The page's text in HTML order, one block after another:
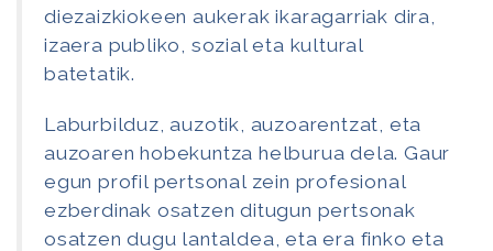
diezaizkiokeen aukerak ikaragarriak dira,
izaera publiko, sozial eta kultural
batetatik.
Laburbilduz, auzotik, auzoarentzat, eta
auzoaren hobekuntza helburua dela. Gaur
egun profil pertsonal zein profesional
ezberdinak osatzen ditugun pertsonak
osatzen dugu lantaldea, eta era finko eta